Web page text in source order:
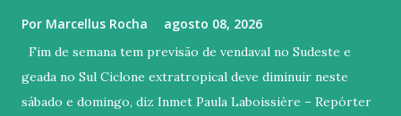
Por Marcellus Rocha agosto 08, 2026
Fim de semana tem previsão de vendaval no Sudeste e
geada no Sul Ciclone extratropical deve diminuir neste
sábado e domingo, diz Inmet Paula Laboissière – Repórter